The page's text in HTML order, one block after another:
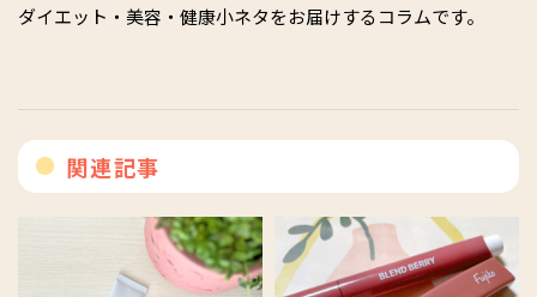
ダイエット・美容・健康小ネタをお届けするコラムです。
関連記事